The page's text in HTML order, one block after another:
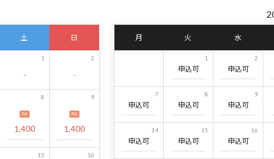
土 日
1
-
2
-
8
PK
1,400
9
PK
1,400
15 16
月 火 水
1
申込可
2
申込可
7
申込可
8
申込可
9
申込可
14
申込可
15
申込可
16
申込可